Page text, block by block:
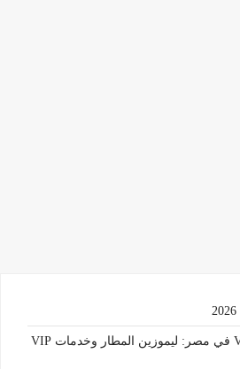
ايجار مرسيدس V_Class في مصر: ليموزين المطار وخدمات VIP